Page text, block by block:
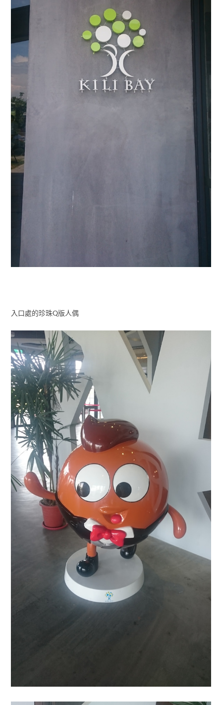
入口處的珍珠Q版人偶